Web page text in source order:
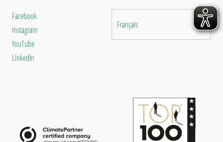
Facebook
Instagram
YouTube
LinkedIn
Français